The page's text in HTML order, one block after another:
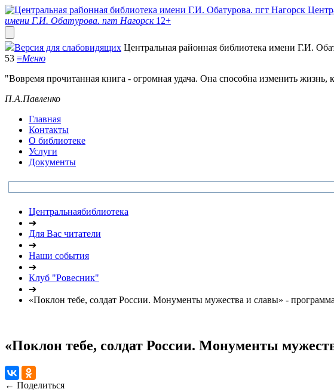
имени Г.И. Обатурова. пгт Нагорск 12+
Версия для слабовидящих Центральная районная библиотека имени Г.И.
53 ≡Меню
"Вовремя прочитанная книга - огромная удача. Она способна изменить
П.А.Павленко
Главная
Контакты
О библиотеке
Услуги
Документы
Центральнаябиблиотека
➔
Для Вас читатели
➔
Наши события
➔
Клуб "Ровесник"
➔
«Поклон тебе, солдат России. Монументы мужества и славы» - программа
«Поклон тебе, солдат России. Монументы
← Поделиться